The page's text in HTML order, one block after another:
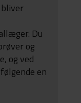
Du
og
og ved
en